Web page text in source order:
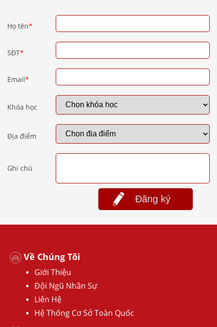
Họ tên*
SĐT*
Email*
Khóa học
Địa điểm
Ghi chú
Đăng ký
Về Chúng Tôi
Giới Thiệu
Đội Ngũ Nhân Sự
Liên Hệ
Hệ Thống Cơ Sở Toàn Quốc